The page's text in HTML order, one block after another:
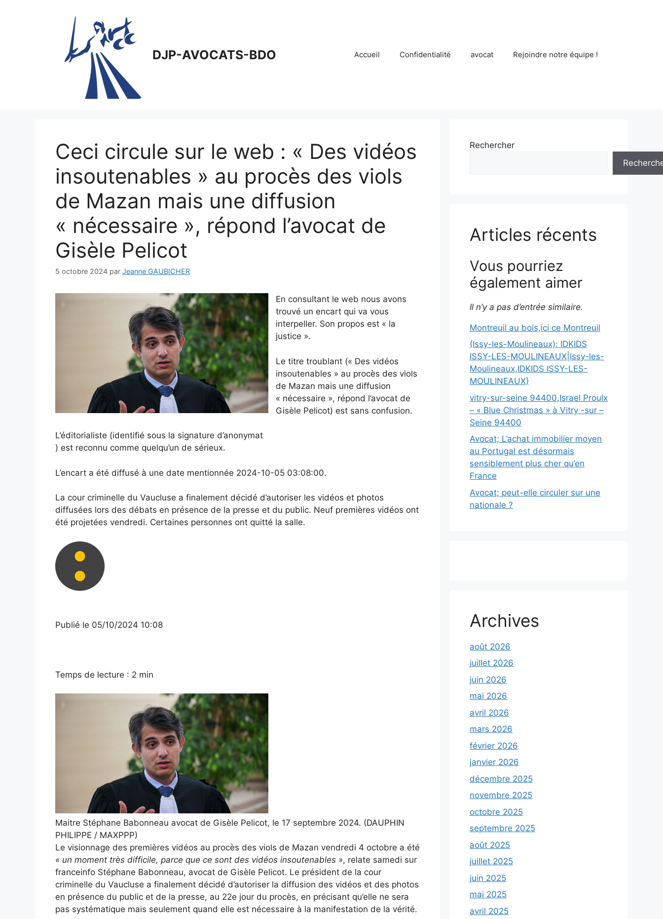
DJP-AVOCATS-BDO Accueil Confidentialité avocat Rejoindre notre équipe !
Ceci circule sur le web : « Des vidéos
insoutenables » au procès des viols
de Mazan mais une diffusion
« nécessaire », répond l’avocat de
Gisèle Pelicot
5 octobre 2024 par Jeanne GAUBICHER
En consultant le web nous avons
trouvé un encart qui va vous
interpeller. Son propos est « la
justice ».
Le titre troublant (« Des vidéos
insoutenables » au procès des viols
de Mazan mais une diffusion
« nécessaire », répond l’avocat de
Gisèle Pelicot) est sans confusion.
L’éditorialiste (identifié sous la signature d’anonymat
) est reconnu comme quelqu’un de sérieux.
L’encart a été diffusé à une date mentionnée 2024-10-05 03:08:00.
La cour criminelle du Vaucluse a finalement décidé d’autoriser les vidéos et photos
diffusées lors des débats en présence de la presse et du public. Neuf premières vidéos ont
été projetées vendredi. Certaines personnes ont quitté la salle.
Publié le 05/10/2024 10:08
Temps de lecture : 2 min
Maitre Stéphane Babonneau avocat de Gisèle Pelicot, le 17 septembre 2024. (DAUPHIN
PHILIPPE / MAXPPP)
Le visionnage des premières vidéos au procès des viols de Mazan vendredi 4 octobre a été
« un moment très difficile, parce que ce sont des vidéos insoutenables », relate samedi sur
franceinfo Stéphane Babonneau, avocat de Gisèle Pelicot. Le président de la cour
criminelle du Vaucluse a finalement décidé d’autoriser la diffusion des vidéos et des photos
en présence du public et de la presse, au 22e jour du procès, en précisant qu’elle ne sera
pas systématique mais seulement quand elle est nécessaire à la manifestation de la vérité.
Rechercher
Articles récents
Vous pourriez
également aimer
Il n’y a pas d’entrée similaire.
Montreuil au bois,ici ce Montreuil
(Issy-les-Moulineaux): IDKIDS
ISSY-LES-MOULINEAUX|Issy-les-
Moulineaux,IDKIDS ISSY-LES-
MOULINEAUX}
vitry-sur-seine 94400,Israel Proulx
– « Blue Christmas » à Vitry -sur –
Seine 94400
Avocat; L’achat immobilier moyen
au Portugal est désormais
sensiblement plus cher qu’en
France
Avocat; peut-elle circuler sur une
nationale ?
Archives
août 2026
juillet 2026
juin 2026
mai 2026
avril 2026
mars 2026
février 2026
janvier 2026
décembre 2025
novembre 2025
octobre 2025
septembre 2025
août 2025
juillet 2025
juin 2025
mai 2025
avril 2025